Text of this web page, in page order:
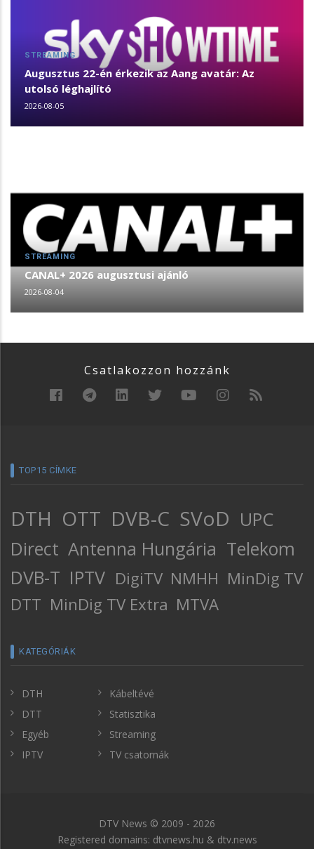
STREAMING
Augusztus 22-én érkezik az Aang avatár: Az
utolsó léghajlító
2026-08-05
STREAMING
CANAL+ 2026 augusztusi ajánló
2026-08-04
Csatlakozzon hozzánk
TOP15 CÍMKE
DTH OTT DVB-C SVoD UPC
Direct Antenna Hungária Telekom
DVB-T IPTV DigiTV NMHH MinDig TV
DTT MinDig TV Extra MTVA
KATEGÓRIÁK
DTH
DTT
Egyéb
IPTV
Kábeltévé
Statisztika
Streaming
TV csatornák
DTV News © 2009 - 2026
Registered domains: dtvnews.hu & dtv.news